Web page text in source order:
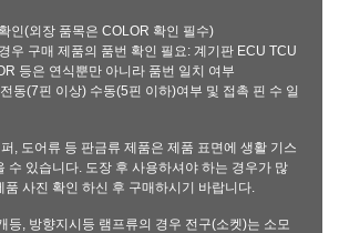
인(외장 품목은 COLOR 확인 필수)
우 구매 제품의 품번 확인 필요: 계기판 ECU TCU
등은 연식뿐만 아니라 품번 일치 여부
동(7핀 이상) 수동(5핀 이하)여부 및 접촉 핀 수 일
, 도어류 등 판금류 제품은 제품 표면에 생활 기스
수 있습니다. 도장 후 사용하셔야 하는 경우가 많
품 사진 확인 하신 후 구매하시기 바랍니다.
등, 방향지시등 램프류의 경우 전구(소켓)는 소모